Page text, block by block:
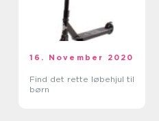
16. November 2020
Find det rette løbehjul til
børn